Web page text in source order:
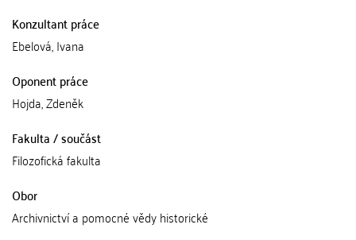
Konzultant práce
Ebelová, Ivana
Oponent práce
Hojda, Zdeněk
Fakulta / součást
Filozofická fakulta
Obor
Archivnictví a pomocné vědy historické